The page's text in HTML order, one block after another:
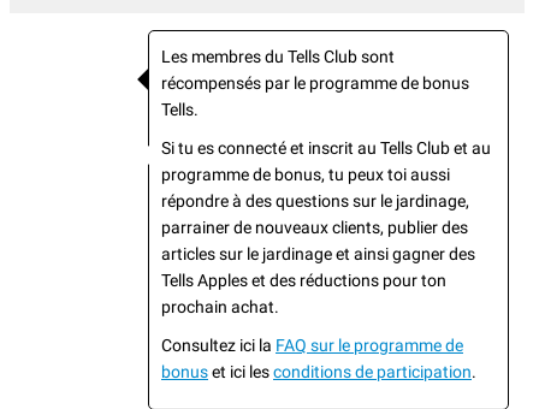
Les membres du Tells Club sont
récompensés par le programme de bonus
Tells.
Si tu es connecté et inscrit au Tells Club et au
programme de bonus, tu peux toi aussi
répondre à des questions sur le jardinage,
parrainer de nouveaux clients, publier des
articles sur le jardinage et ainsi gagner des
Tells Apples et des réductions pour ton
prochain achat.
Consultez ici la FAQ sur le programme de
bonuset ici lesconditions de participation.